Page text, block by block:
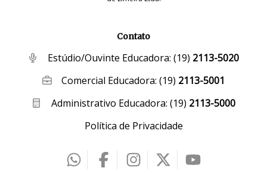
Contato
Estúdio/Ouvinte Educadora: (19) 2113-5020
Comercial Educadora:(19) 2113-5001
Administrativo Educadora: (19) 2113-5000
Política de Privacidade